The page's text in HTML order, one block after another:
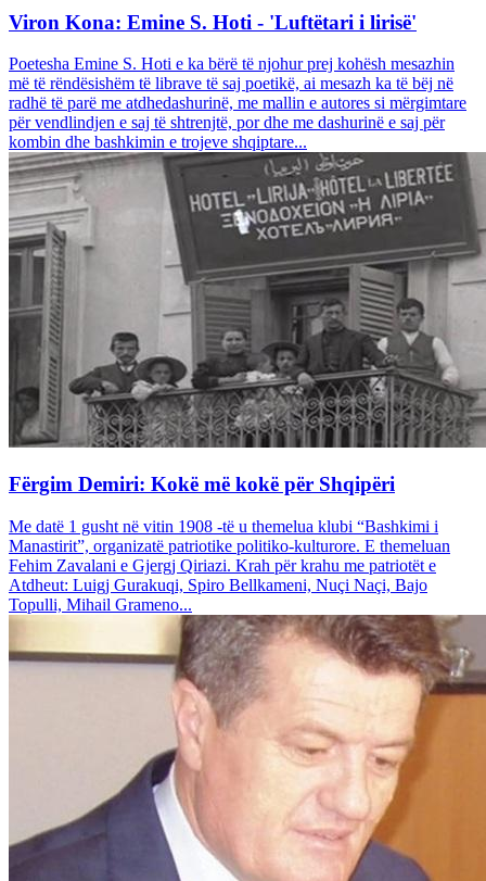
Viron Kona: Emine S. Hoti - 'Luftëtari i lirisë'
Poetesha Emine S. Hoti e ka bërë të njohur prej kohësh mesazhin
më të rëndësishëm të librave të saj poetikë, ai mesazh ka të bëj në
radhë të parë me atdhedashurinë, me mallin e autores si mërgimtare
për vendlindjen e saj të shtrenjtë, por dhe me dashurinë e saj për
kombin dhe bashkimin e trojeve shqiptare...
Fërgim Demiri: Kokë më kokë për Shqipëri
Me datë 1 gusht në vitin 1908 -të u themelua klubi “Bashkimi i
Manastirit”, organizatë patriotike politiko-kulturore. E themeluan
Fehim Zavalani e Gjergj Qiriazi. Krah për krahu me patriotët e
Atdheut: Luigj Gurakuqi, Spiro Bellkameni, Nuçi Naçi, Bajo
Topulli, Mihail Grameno...